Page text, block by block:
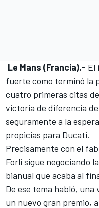
Le Mans (Francia).- El
fuerte como terminó la
cuatro primeras citas
victoria de diferencia
seguramente a la
propicias para Ducati.
Precisamente con el
Forli sigue negociando
bianual que acaba al
De ese tema habló, una
un nuevo gran premio,